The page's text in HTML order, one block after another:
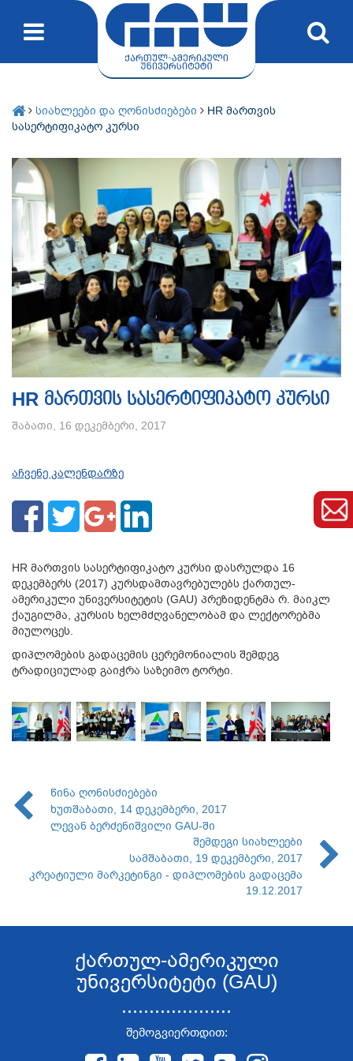
სიახლეები და ღონისძიებები
HR მართვის
სასერტიფიკატო კურსი
HR მართვის სასერტიფიკატო კურსი
შაბათი, 16 დეკემბერი, 2017
აჩვენე კალენდარზე
HR მართვის სასერტიფიკატო კურსი დასრულდა 16
დეკემბერს (2017) კურსდამთავრებულებს ქართულ-
ამერიკული უნივერსიტეტის (GAU) პრეზიდენტმა რ. მაიკლ
ქაუგილმა, კურსის ხელმძღვანელობამ და ლექტორებმა
მიულოცეს.
დიპლომების გადაცემის ცერემონიალის შემდეგ
ტრადიციულად გაიჭრა საზეიმო ტორტი.
წინა ღონისძიებები
ხუთშაბათი, 14 დეკემბერი, 2017
ლევან ბერძენიშვილი GAU-ში
შემდეგი სიახლეები
სამშაბათი, 19 დეკემბერი, 2017
კრეატიული მარკეტინგი - დიპლომების გადაცემა
19.12.2017
ქართულ-ამერიკული
უნივერსიტეტი (GAU)
....................
შემოგვიერთდით: